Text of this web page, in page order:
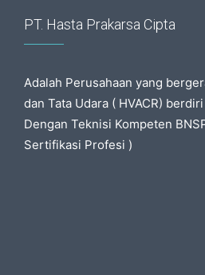
PT. Hasta Prakarsa Cipta
Adalah Perusahaan yang
dan Tata Udara ( HVACR)
Dengan Teknisi Kompeten
Sertifikasi Profesi )